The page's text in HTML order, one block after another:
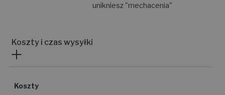
unikniesz "mechacenia"
Koszty i czas wysyłki
Koszty